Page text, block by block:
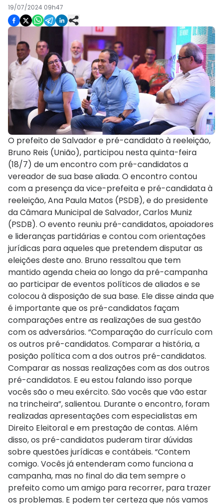
19/07/2024 09h47
O prefeito de Salvador e pré-candidato à reeleição,
Bruno Reis (União), participou nesta quinta-feira
(18/7) de um encontro com pré-candidatos a
vereador de sua base aliada. O encontro contou
com a presença da vice-prefeita e pré-candidata à
reeleição, Ana Paula Matos (PSDB), e do presidente
da Câmara Municipal de Salvador, Carlos Muniz
(PSDB). O evento reuniu pré-candidatos, apoiadores
e lideranças partidárias e contou com orientações
jurídicas para aqueles que pretendem disputar as
eleições deste ano. Bruno ressaltou que tem
mantido agenda cheia ao longo da pré-campanha
ao participar de eventos políticos de aliados e se
colocou à disposição de sua base. Ele disse ainda que
é importante que os pré-candidatos façam
comparações entre as realizações de sua gestão
com os adversários. “Comparação do currículo com
os outros pré-candidatos. Comparar a história, a
posição política com a dos outros pré-candidatos.
Comparar as nossas realizações com as dos outros
pré-candidatos. E eu estou falando isso porque
vocês são o meu exército. São vocês que vão estar
na trincheira”, salientou. Durante o encontro, foram
realizadas apresentações com especialistas em
Direito Eleitoral e em prestação de contas. Além
disso, os pré-candidatos puderam tirar dúvidas
sobre questões jurídicas e contábeis. “Contem
comigo. Vocês já entenderam como funciona a
campanha, mas no final do dia tem sempre o
prefeito como um amigo para recorrer, para trazer
os problemas. E podem ter certeza que nós vamos